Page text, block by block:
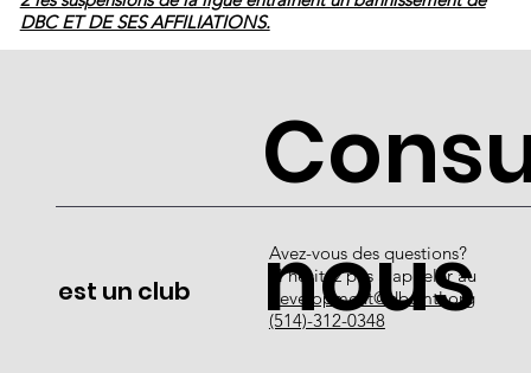
DBC ET DE SES AFFILIATIONS.
est un club
nous
Avez-vous des questions?
N'hésitez pas à appeler au
development@dbcmtl.org
(514)-312-0348